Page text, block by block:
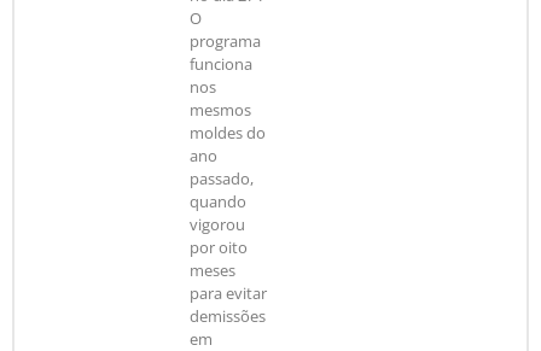
O
programa
funciona
nos
mesmos
moldes do
ano
passado,
quando
vigorou
por oito
meses
para evitar
demissões
em